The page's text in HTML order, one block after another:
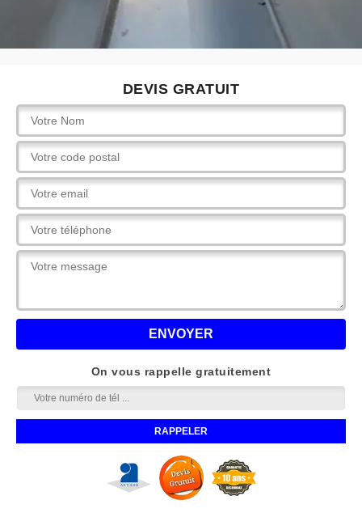
DEVIS GRATUIT
On vous rappelle gratuitement